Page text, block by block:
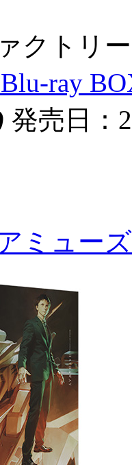
クトリー
ray
発売日：
ミュー